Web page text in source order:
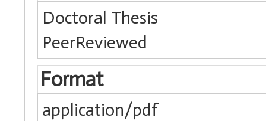
Doctoral Thesis
PeerReviewed
Format
application/pdf